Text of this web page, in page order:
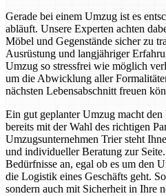
Gerade bei einem Umzug ist es
abläuft. Unsere Experten achten
Möbel und Gegenstände sicher zu
Ausrüstung und langjähriger
Umzug so stressfrei wie möglich
um die Abwicklung aller
nächsten Lebensabschnitt freuen
Ein gut geplanter Umzug macht
bereits mit der Wahl des richtigen
Umzugsunternehmen Trier steht
und individueller Beratung zur
Bedürfnisse an, egal ob es um den
die Logistik eines Geschäfts geht.
sondern auch mit Sicherheit in Ihre